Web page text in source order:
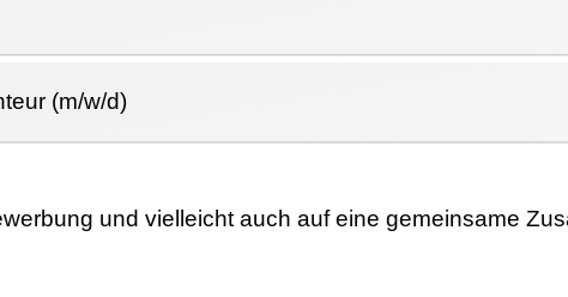
(m/w/d)
und vielleicht auch auf eine gemeinsame